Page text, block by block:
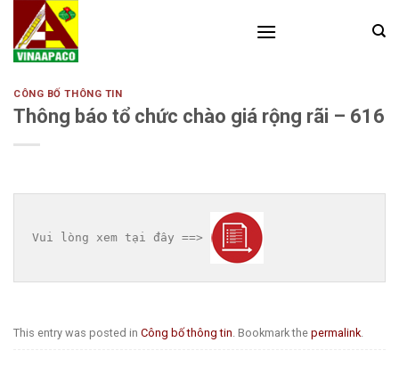
content
CÔNG BỐ THÔNG TIN
Thông báo tổ chức chào giá rộng rãi – 616
Vui lòng xem tại đây ==>
This entry was posted in Công bố thông tin . Bookmark the permalink